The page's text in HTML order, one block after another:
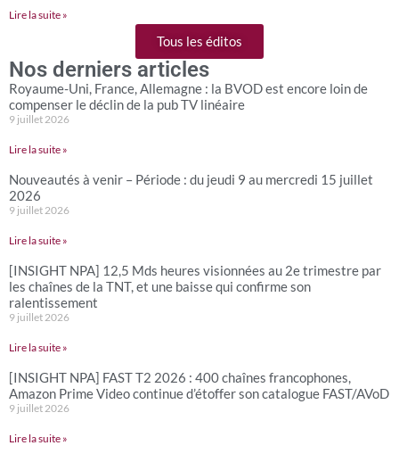
Lire la suite »
Tous les éditos
Nos derniers articles
Royaume-Uni, France, Allemagne : la BVOD est encore loin de
compenser le déclin de la pub TV linéaire
9 juillet 2026
Lire la suite »
Nouveautés à venir – Période : du jeudi 9 au mercredi 15 juillet
2026
9 juillet 2026
Lire la suite »
[INSIGHT NPA] 12,5 Mds heures visionnées au 2e trimestre par
les chaînes de la TNT, et une baisse qui confirme son
ralentissement
9 juillet 2026
Lire la suite »
[INSIGHT NPA] FAST T2 2026 : 400 chaînes francophones,
Amazon Prime Video continue d’étoffer son catalogue FAST/AVoD
9 juillet 2026
Lire la suite »